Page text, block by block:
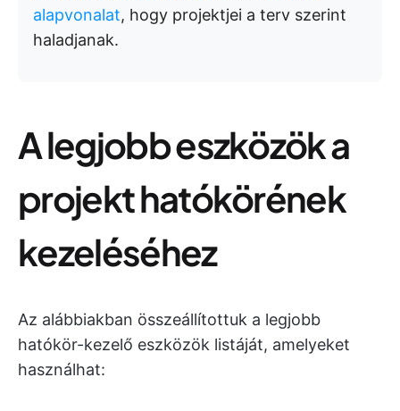
alapvonalat, hogy projektjei a terv szerint
haladjanak.
A legjobb eszközök a
projekt hatókörének
kezeléséhez
Az alábbiakban összeállítottuk a legjobb
hatókör-kezelő eszközök listáját, amelyeket
használhat: